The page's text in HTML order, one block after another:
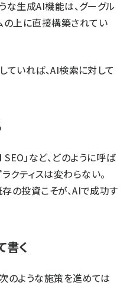
な生成AI機能は、グーグル
の上に直接構築されてい
ていれば、AI検索に対して
SEO」など、どのように呼ば
クティスは変わらない。
の投資こそが、AIで成功す
書く
のような施策を進めては